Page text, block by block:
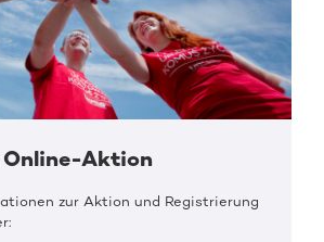
Aktion
zur Aktion und Registrierung